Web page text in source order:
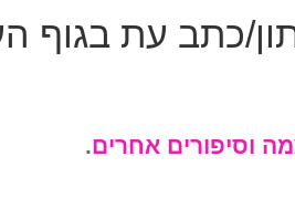
כתב עת בגוף
וסיפורים אחרים.